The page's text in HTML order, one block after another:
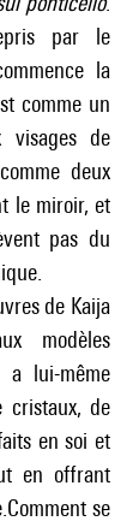
par le
la
comme un
visages de
deux
le miroir, et
pas du
de Kaija
modèles
a lui-même
cristaux, de
en soi et
en offrant
se